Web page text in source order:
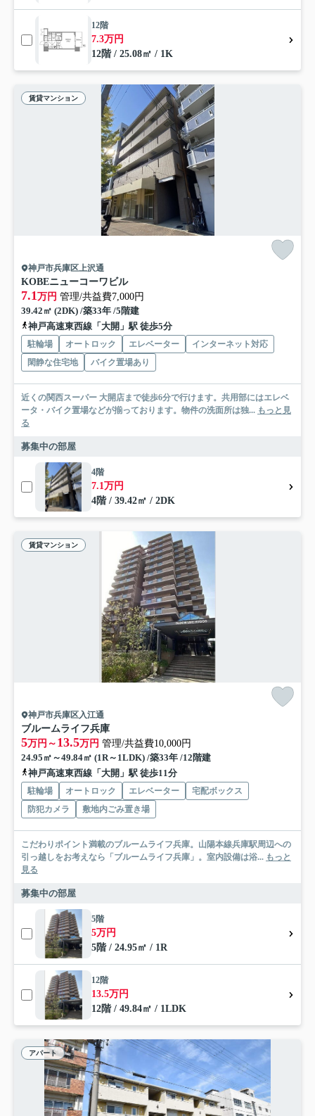
12階
7.3万円
12階 / 25.08㎡ / 1K
賃貸マンション
神戸市兵庫区上沢通
KOBEニューコーワビル
7.1 万円 管理/共益費7,000円
39.42㎡ (2DK) /築33年 /5階建
神戸高速東西線「大開」駅 徒歩5分
駐輪場 オートロック エレベーター
インターネット対応
閑静な住宅地
バイク置場あり
近くの関西スーパー 大開店まで徒歩6分で行けます。共用部にはエレベ
ータ・バイク置場などが揃っております。物件の洗面所は独... もっと見
る
募集中の部屋
4階
7.1万円
4階 / 39.42㎡ / 2DK
賃貸マンション
神戸市兵庫区入江通
ブルームライフ兵庫
5万円～ 13.5万円 管理/共益費10,000円
24.95㎡～49.84㎡ (1R～1LDK) /築33年 /12階建
神戸高速東西線「大開」駅 徒歩11分
駐輪場 オートロック エレベーター
宅配ボックス
防犯カメラ
敷地内ごみ置き場
こだわりポイント満載のブルームライフ兵庫。山陽本線兵庫駅周辺への
引っ越しをお考えなら「ブルームライフ兵庫」。室内設備は浴... もっと
見る
募集中の部屋
5階
5万円
5階 / 24.95㎡ / 1R
12階
13.5万円
12階 / 49.84㎡ / 1LDK
アパート